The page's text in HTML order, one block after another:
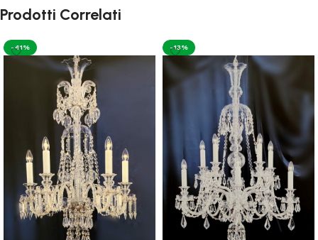
Prodotti Correlati
-41% -13%